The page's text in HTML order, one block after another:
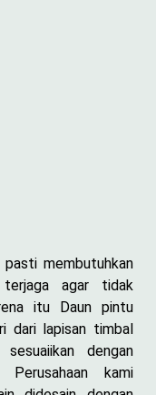
membutuhkan
agar tidak
itu Daun pintu
dari lapisan timbal
dengan
kami